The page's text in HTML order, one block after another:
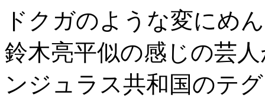
ドクガのような変にめ
鈴木亮平似の感じの芸
ンジュラス共和国のテ